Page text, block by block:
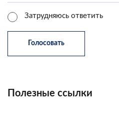
Затрудняюсь ответить
Полезные ссылки